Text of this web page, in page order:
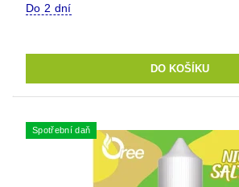
Do 2 dní
Spotřební daň